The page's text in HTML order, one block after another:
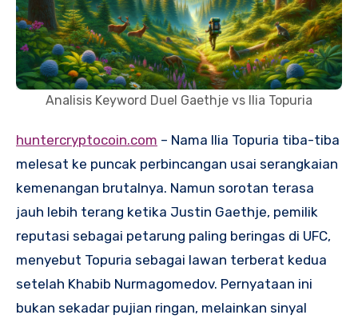
Analisis Keyword Duel Gaethje vs Ilia Topuria
huntercryptocoin.com – Nama Ilia Topuria tiba-tiba
melesat ke puncak perbincangan usai serangkaian
kemenangan brutalnya. Namun sorotan terasa
jauh lebih terang ketika Justin Gaethje, pemilik
reputasi sebagai petarung paling beringas di UFC,
menyebut Topuria sebagai lawan terberat kedua
setelah Khabib Nurmagomedov. Pernyataan ini
bukan sekadar pujian ringan, melainkan sinyal